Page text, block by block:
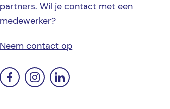
partners. Wil je contact met een
medewerker?
Neem contact op